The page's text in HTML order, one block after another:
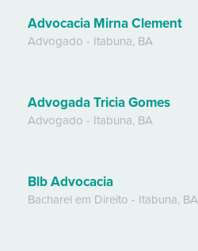
Advocacia Mirna Clement
Advogado - Itabuna, BA
Advogada Tricia Gomes
Advogado - Itabuna, BA
Blb Advocacia
Bacharel em Direito - Itabuna, BA